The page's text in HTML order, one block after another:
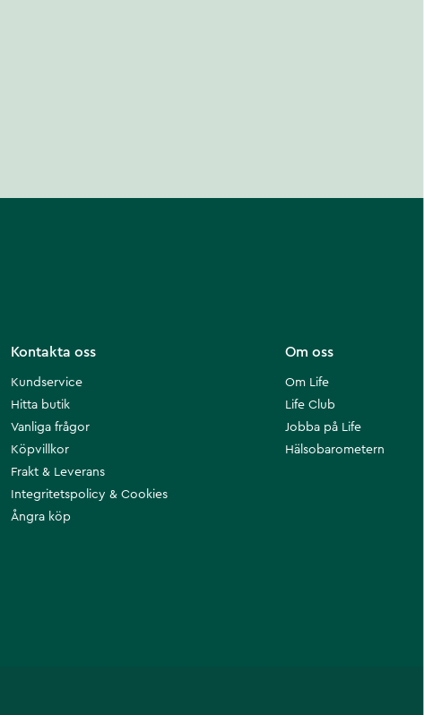
Om oss
Om Life
Life Club
Jobba på Life
Hälsobarometern
Kontakta oss
Kundservice
Hitta butik
Vanliga frågor
Köpvillkor
Frakt & Leverans
Integritetspolicy & Cookies
Ångra köp